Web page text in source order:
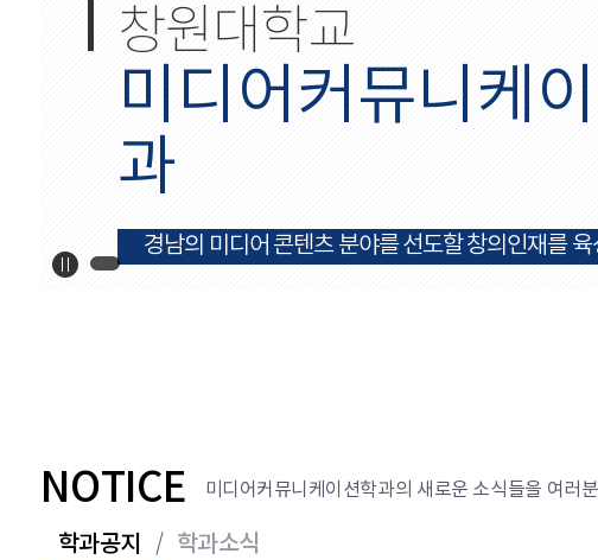
창원대학교
미디어커뮤니케
과
경남의 미디어 콘텐츠 분야를 선도할 창의인재를
NOTICE 미디어커뮤니케이션학과의 새로운 소식들을 여러
학과공지 학과소식